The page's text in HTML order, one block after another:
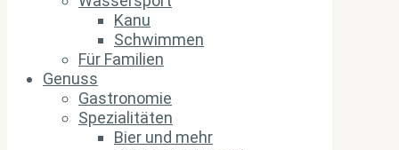
Kanu
Schwimmen
Für Familien
Genuss
Gastronomie
Spezialitäten
Bier und mehr